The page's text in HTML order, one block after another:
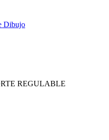
Dibujo
REGULABLE